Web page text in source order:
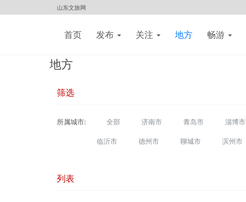
山东文旅网
首页 发布 关注 地方 畅游
地方
筛选
所属城市: 全部 济南市 青岛市 淄博市
临沂市 德州市 聊城市 滨州市
列表